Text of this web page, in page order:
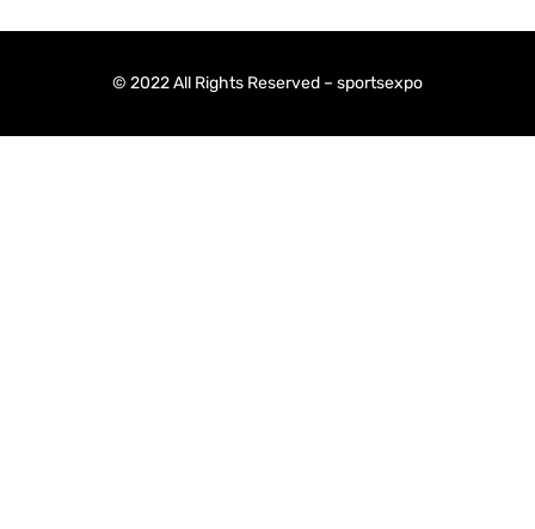
© 2022 All Rights Reserved – sportsexpo